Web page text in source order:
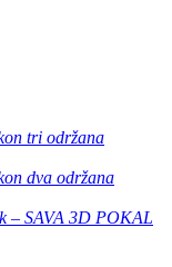
tri održana
dva održana
– SAVA 3D POKAL